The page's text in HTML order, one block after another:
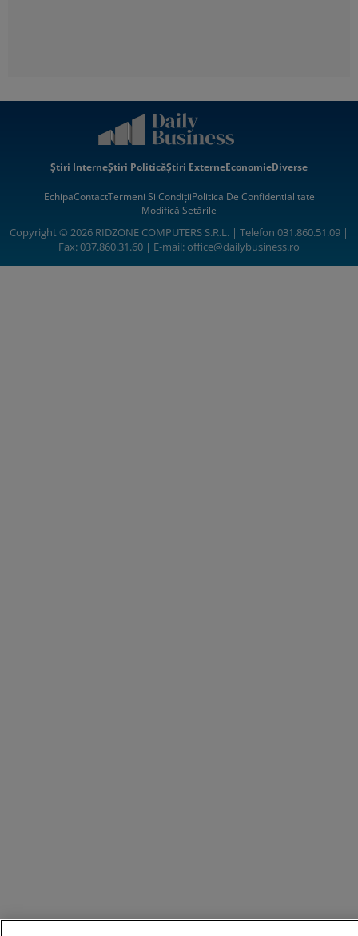
Știri InterneȘtiri PoliticăȘtiri ExterneEconomieDiverse
EchipaContactTermeni Si CondițiiPolitica De Confidentialitate
Modifică Setările
Copyright © 2026 RIDZONE COMPUTERS S.R.L. | Telefon 031.860.51.09 |
Fax: 037.860.31.60 | E-mail:office@dailybusiness.ro